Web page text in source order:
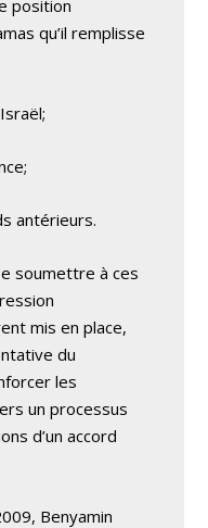
position
qu’il remplisse
antérieurs.
soumettre à ces
mis en place,
du
les
un processus
d’un accord
Benyamin